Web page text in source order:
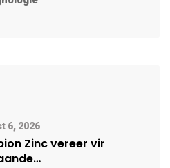
6, 2026
Zinc vereer vir